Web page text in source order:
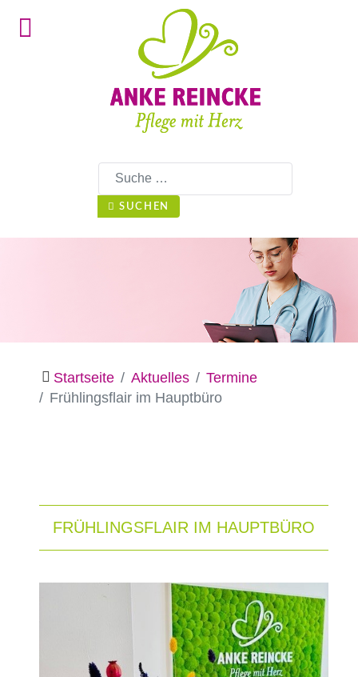
Suchen
SUCHEN
Startseite Aktuelles
Termine
Frühlingsflair im Hauptbüro
FRÜHLINGSFLAIR IM HAUPTBÜRO